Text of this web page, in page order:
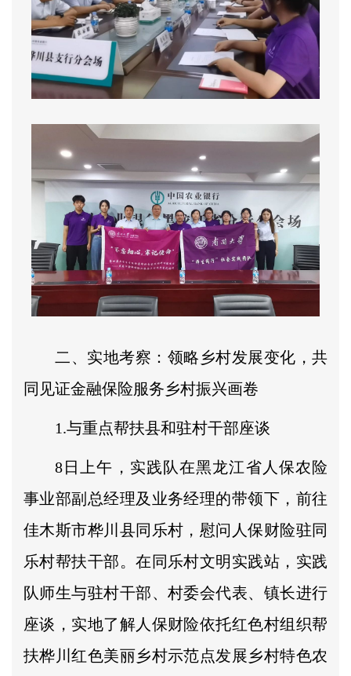
二、实地考察：领略乡村发展变化，共
同见证金融保险服务乡村振兴画卷
1.与重点帮扶县和驻村干部座谈
8日上午，实践队在黑龙江省人保农险
事业部副总经理及业务经理的带领下，前往
佳木斯市桦川县同乐村，慰问人保财险驻同
乐村帮扶干部。在同乐村文明实践站，实践
队师生与驻村干部、村委会代表、镇长进行
座谈，实地了解人保财险依托红色村组织帮
扶桦川红色美丽乡村示范点发展乡村特色农